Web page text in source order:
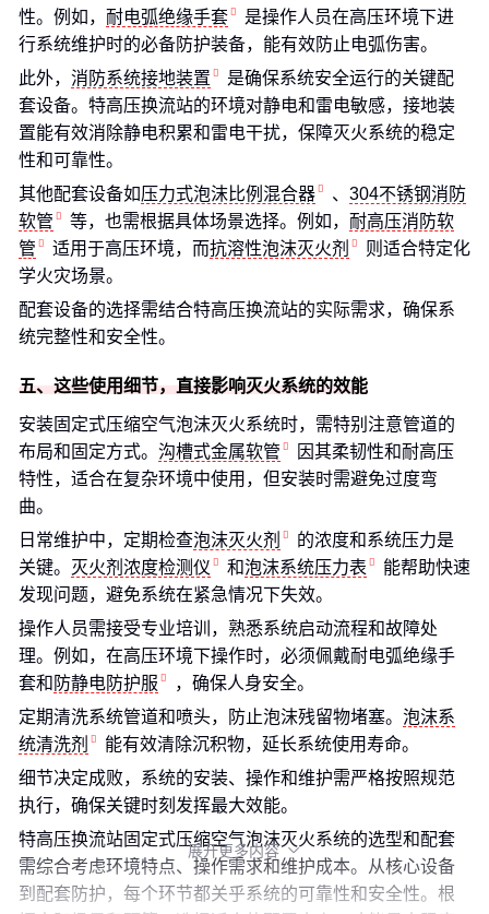
性。例如， 耐电弧绝缘手套
是操作人员在高压环境下进
行系统维护时的必备防护装备，能有效防止电弧伤害。
此外， 消防系统接地装置
是确保系统安全运行的关键配
套设备。特高压换流站的环境对静电和雷电敏感，接地装
置能有效消除静电积累和雷电干扰，保障灭火系统的稳定
性和可靠性。
其他配套设备如压力式泡沫比例混合器 、 304不锈钢消防
软管
等，也需根据具体场景选择。例如， 耐高压消防软
管
适用于高压环境，而抗溶性泡沫灭火剂
则适合特定化
学火灾场景。
配套设备的选择需结合特高压换流站的实际需求，确保系
统完整性和安全性。
五、这些使用细节，直接影响灭火系统的效能
安装固定式压缩空气泡沫灭火系统时，需特别注意管道的
布局和固定方式。 沟槽式金属软管
因其柔韧性和耐高压
特性，适合在复杂环境中使用，但安装时需避免过度弯
曲。
日常维护中，定期检查泡沫灭火剂
的浓度和系统压力是
关键。 灭火剂浓度检测仪 和泡沫系统压力表
能帮助快速
发现问题，避免系统在紧急情况下失效。
操作人员需接受专业培训，熟悉系统启动流程和故障处
理。例如，在高压环境下操作时，必须佩戴耐电弧绝缘手
套和 防静电防护服
，确保人身安全。
定期清洗系统管道和喷头，防止泡沫残留物堵塞。 泡沫系
统清洗剂
能有效清除沉积物，延长系统使用寿命。
细节决定成败，系统的安装、操作和维护需严格按照规范
执行，确保关键时刻发挥最大效能。
特高压换流站固定式压缩空气泡沫灭火系统的选型和配套
需综合考虑环境特点、操作需求和维护成本。从核心设备
到配套防护，每个环节都关乎系统的可靠性和安全性。根
展开更多内容 